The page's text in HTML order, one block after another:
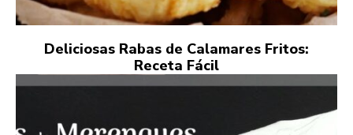
Deliciosas Rabas de Calamares Fritos:
Receta Fácil